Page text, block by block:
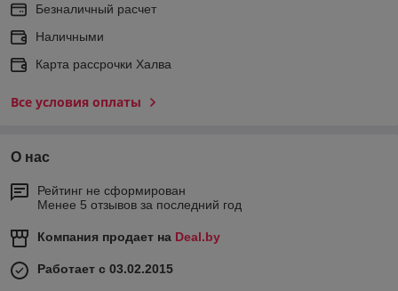
Безналичный расчет
Наличными
Карта рассрочки Халва
Все условия оплаты
О нас
Рейтинг не сформирован
Менее 5 отзывов за последний год
Компания продает на Deal.by
Работает с 03.02.2015